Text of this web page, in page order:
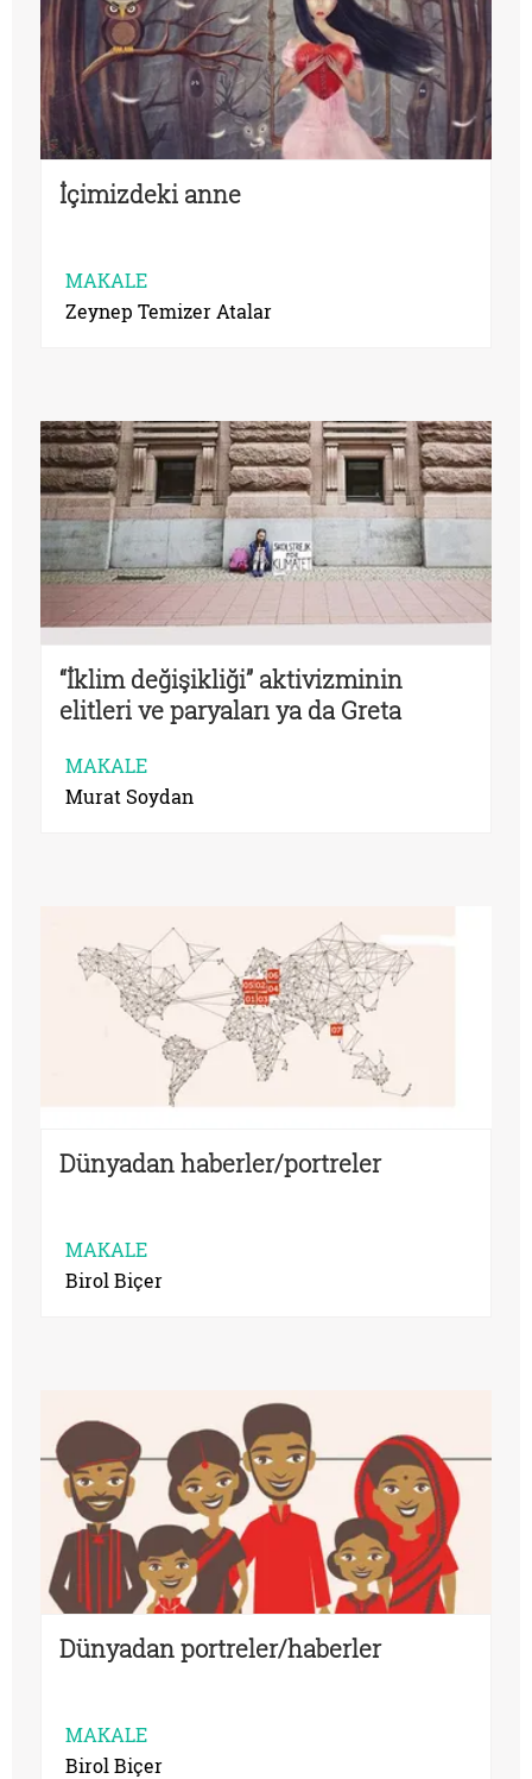
İçimizdeki anne
MAKALE
Zeynep Temizer Atalar
“İklim değişikliği” aktivizminin
elitleri ve paryaları ya da Greta
MAKALE
Murat Soydan
Dünyadan haberler/portreler
MAKALE
Birol Biçer
Dünyadan portreler/haberler
MAKALE
Birol Biçer